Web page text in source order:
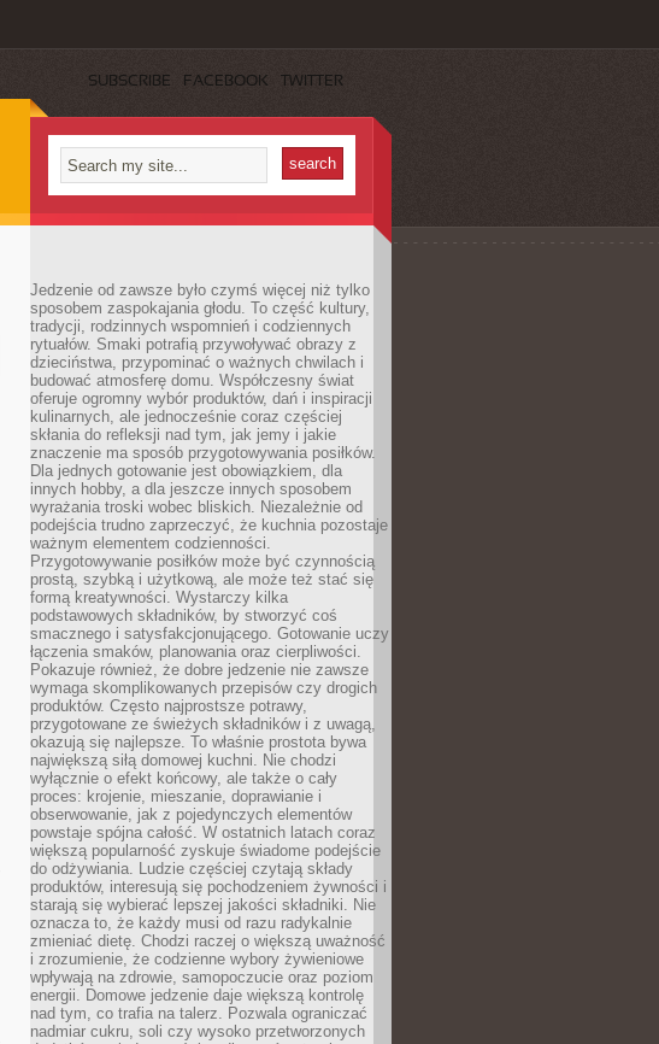
SUBSCRIBE FACEBOOK TWITTER
Jedzenie od zawsze było czymś więcej niż tylko
sposobem zaspokajania głodu. To część kultury,
tradycji, rodzinnych wspomnień i codziennych
rytuałów. Smaki potrafią przywoływać obrazy z
dzieciństwa, przypominać o ważnych chwilach i
budować atmosferę domu. Współczesny świat
oferuje ogromny wybór produktów, dań i inspiracji
kulinarnych, ale jednocześnie coraz częściej
skłania do refleksji nad tym, jak jemy i jakie
znaczenie ma sposób przygotowywania posiłków.
Dla jednych gotowanie jest obowiązkiem, dla
innych hobby, a dla jeszcze innych sposobem
wyrażania troski wobec bliskich. Niezależnie od
podejścia trudno zaprzeczyć, że kuchnia pozostaje
ważnym elementem codzienności.
Przygotowywanie posiłków może być czynnością
prostą, szybką i użytkową, ale może też stać się
formą kreatywności. Wystarczy kilka
podstawowych składników, by stworzyć coś
smacznego i satysfakcjonującego. Gotowanie uczy
łączenia smaków, planowania oraz cierpliwości.
Pokazuje również, że dobre jedzenie nie zawsze
wymaga skomplikowanych przepisów czy drogich
produktów. Często najprostsze potrawy,
przygotowane ze świeżych składników i z uwagą,
okazują się najlepsze. To właśnie prostota bywa
największą siłą domowej kuchni. Nie chodzi
wyłącznie o efekt końcowy, ale także o cały
proces: krojenie, mieszanie, doprawianie i
obserwowanie, jak z pojedynczych elementów
powstaje spójna całość. W ostatnich latach coraz
większą popularność zyskuje świadome podejście
do odżywiania. Ludzie częściej czytają składy
produktów, interesują się pochodzeniem żywności i
starają się wybierać lepszej jakości składniki. Nie
oznacza to, że każdy musi od razu radykalnie
zmieniać dietę. Chodzi raczej o większą uważność
i zrozumienie, że codzienne wybory żywieniowe
wpływają na zdrowie, samopoczucie oraz poziom
energii. Domowe jedzenie daje większą kontrolę
nad tym, co trafia na talerz. Pozwala ograniczać
nadmiar cukru, soli czy wysoko przetworzonych